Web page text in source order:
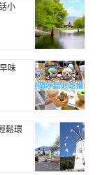
小
味
鬆環